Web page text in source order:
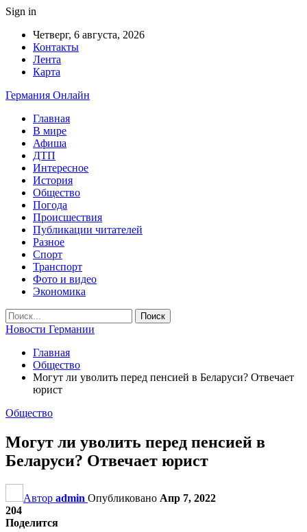
Sign in
Четверг, 6 августа, 2026
Контакты
Лента
Карта
Германия Онлайн
Главная
В мире
Афиша
ДТП
Интересное
История
Общество
Погода
Происшествия
Публикации читателей
Разное
Спорт
Транспорт
Фото и видео
Экономика
Новости Германии
Главная
Общество
Могут ли уволить перед пенсией в Беларуси? Отвечает
юрист
Общество
Могут ли уволить перед пенсией в
Беларуси? Отвечает юрист
Автор admin Опубликовано Апр 7, 2022
204
Поделится